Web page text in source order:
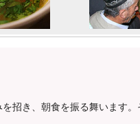
招き、朝食を振る舞います